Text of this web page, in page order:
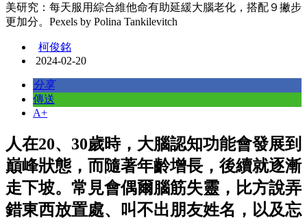
美研究：每天服用綜合維他命有助延緩大腦老化，搭配９撇步
更加分。Pexels by Polina Tankilevitch
柯俊銘
2024-02-20
分享
傳送
A+
人在20、30歲時，大腦認知功能會發展到
巔峰狀態，而隨著年齡增長，後續就逐漸
走下坡。常見會偶爾腦筋失靈，比方說弄
錯東西放置處、叫不出朋友姓名，以及忘